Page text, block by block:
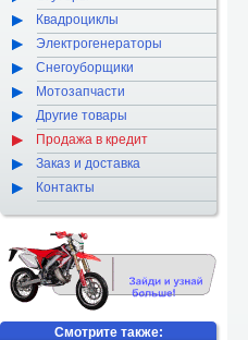
Квадроциклы
Электрогенераторы
Снегоуборщики
Мотозапчасти
Другие товары
Продажа в кредит
Заказ и доставка
Контакты
Смотрите также: